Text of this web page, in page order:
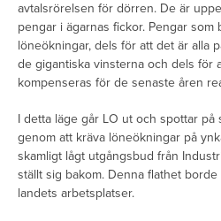
avtalsrörelsen för dörren. De är
pengar i ägarnas fickor. Pengar
löneökningar, dels för att det är alla
de gigantiska vinsterna och dels för
kompenseras för de senaste åren
I detta läge går LO ut och spottar på
genom att kräva löneökningar på
skamligt lågt utgångsbud från
ställt sig bakom. Denna flathet
landets arbetsplatser.